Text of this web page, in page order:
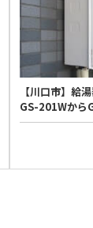
【川口市】給
GS-201Wから